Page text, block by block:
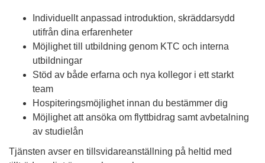
Individuellt anpassad introduktion, skräddarsydd
utifrån dina erfarenheter
Möjlighet till utbildning genom KTC och interna
utbildningar
Stöd av både erfarna och nya kollegor i ett starkt
team
Hospiteringsmöjlighet innan du bestämmer dig
Möjlighet att ansöka om flyttbidrag samt avbetalning
av studielån
Tjänsten avser en tillsvidareanställning på heltid med